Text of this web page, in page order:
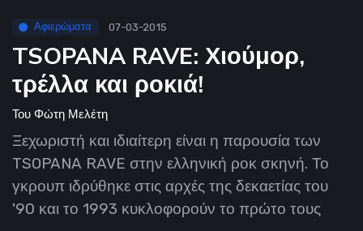
Αφιερώματα 07-03-2015
TSOPANA RAVE: Χιούμορ,
τρέλλα και ροκιά!
Του Φώτη Μελέτη
Ξεχωριστή και ιδιαίτερη είναι η παρουσία των
TSOPANA RAVE στην ελληνική ροκ σκηνή. Το
γκρουπ ιδρύθηκε στις αρχές της δεκαετίας του
'90 και το 1993 κυκλοφορούν το πρώτο τους